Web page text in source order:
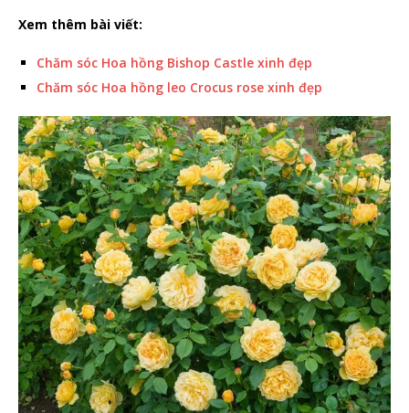
Xem thêm bài viết:
Chăm sóc Hoa hồng Bishop Castle xinh đẹp
Chăm sóc Hoa hồng leo Crocus rose xinh đẹp